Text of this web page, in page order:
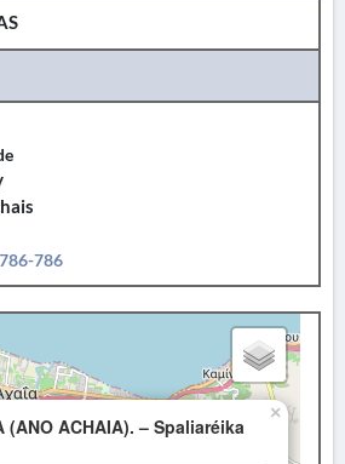
786
(ANO ACHAIA). – Spaliaréika
×